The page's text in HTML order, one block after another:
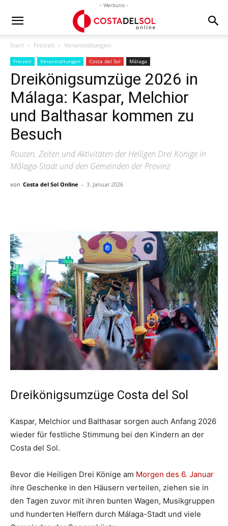
- Werbung -
Start Freizeit Veranstaltungen
Freizeit Veranstaltungen Costa del Sol Málaga
Dreikönigsumzüge 2026 in
Málaga: Kaspar, Melchior
und Balthasar kommen zu
Besuch
Routen, Zeiten und Aktivitäten der Heiligen Drei Könige in
Málaga-Stadt und den Gemeinden der Provinz
von Costa del Sol Online - 3. Januar 2026
Dreikönigsumzüge Costa del Sol
Kaspar, Melchior und Balthasar sorgen auch Anfang 2026
wieder für festliche Stimmung bei den Kindern an der
Costa del Sol.
Bevor die Heiligen Drei Könige am Morgen des 6. Januar
ihre Geschenke in den Häusern verteilen, ziehen sie in
den Tagen zuvor mit ihren bunten Wagen, Musikgruppen
und hunderten Helfern durch Málaga-Stadt und viele